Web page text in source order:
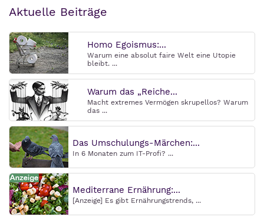
Aktuelle Beiträge
Homo Egoismus:...
Warum eine absolut faire Welt eine Utopie
bleibt. ...
Warum das „Reiche...
Macht extremes Vermögen skrupellos? Warum
das ...
Das Umschulungs-Märchen:...
In 6 Monaten zum IT-Profi? ...
Mediterrane Ernährung:...
[Anzeige] Es gibt Ernährungstrends, ...